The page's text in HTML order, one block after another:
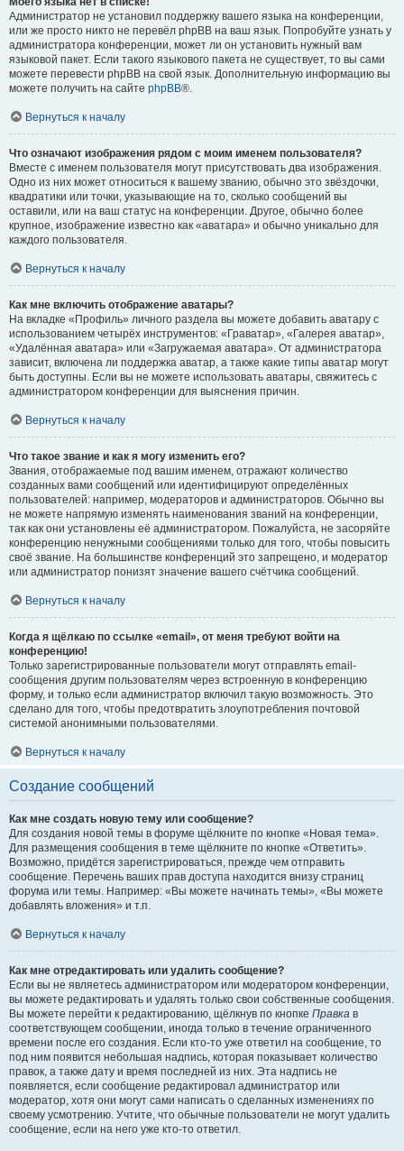
Администратор не установил поддержку вашего языка на конференции,
или же просто никто не перевёл phpBB на ваш язык. Попробуйте узнать у
администратора конференции, может ли он установить нужный вам
языковой пакет. Если такого языкового пакета не существует, то вы сами
можете перевести phpBB на свой язык. Дополнительную информацию вы
можете получить на сайте phpBB®.
Вернуться к началу
Что означают изображения рядом с моим именем пользователя?
Вместе с именем пользователя могут присутствовать два изображения.
Одно из них может относиться к вашему званию, обычно это звёздочки,
квадратики или точки, указывающие на то, сколько сообщений вы
оставили, или на ваш статус на конференции. Другое, обычно более
крупное, изображение известно как «аватара» и обычно уникально для
каждого пользователя.
Вернуться к началу
Как мне включить отображение аватары?
На вкладке «Профиль» личного раздела вы можете добавить аватару с
использованием четырёх инструментов: «Граватар», «Галерея аватар»,
«Удалённая аватара» или «Загружаемая аватара». От администратора
зависит, включена ли поддержка аватар, а также какие типы аватар могут
быть доступны. Если вы не можете использовать аватары, свяжитесь с
администратором конференции для выяснения причин.
Вернуться к началу
Что такое звание и как я могу изменить его?
Звания, отображаемые под вашим именем, отражают количество
созданных вами сообщений или идентифицируют определённых
пользователей: например, модераторов и администраторов. Обычно вы
не можете напрямую изменять наименования званий на конференции,
так как они установлены её администратором. Пожалуйста, не засоряйте
конференцию ненужными сообщениями только для того, чтобы повысить
своё звание. На большинстве конференций это запрещено, и модератор
или администратор понизят значение вашего счётчика сообщений.
Вернуться к началу
Когда я щёлкаю по ссылке «email», от меня требуют войти на
конференцию!
Только зарегистрированные пользователи могут отправлять email-
сообщения другим пользователям через встроенную в конференцию
форму, и только если администратор включил такую возможность. Это
сделано для того, чтобы предотвратить злоупотребления почтовой
системой анонимными пользователями.
Вернуться к началу
Создание сообщений
Как мне создать новую тему или сообщение?
Для создания новой темы в форуме щёлкните по кнопке «Новая тема».
Для размещения сообщения в теме щёлкните по кнопке «Ответить».
Возможно, придётся зарегистрироваться, прежде чем отправить
сообщение. Перечень ваших прав доступа находится внизу страниц
форума или темы. Например: «Вы можете начинать темы», «Вы можете
добавлять вложения» и т.п.
Вернуться к началу
Как мне отредактировать или удалить сообщение?
Если вы не являетесь администратором или модератором конференции,
вы можете редактировать и удалять только свои собственные сообщения.
Вы можете перейти к редактированию, щёлкнув по кнопке Правка в
соответствующем сообщении, иногда только в течение ограниченного
времени после его создания. Если кто-то уже ответил на сообщение, то
под ним появится небольшая надпись, которая показывает количество
правок, а также дату и время последней из них. Эта надпись не
появляется, если сообщение редактировал администратор или
модератор, хотя они могут сами написать о сделанных изменениях по
своему усмотрению. Учтите, что обычные пользователи не могут удалить
сообщение, если на него уже кто-то ответил.